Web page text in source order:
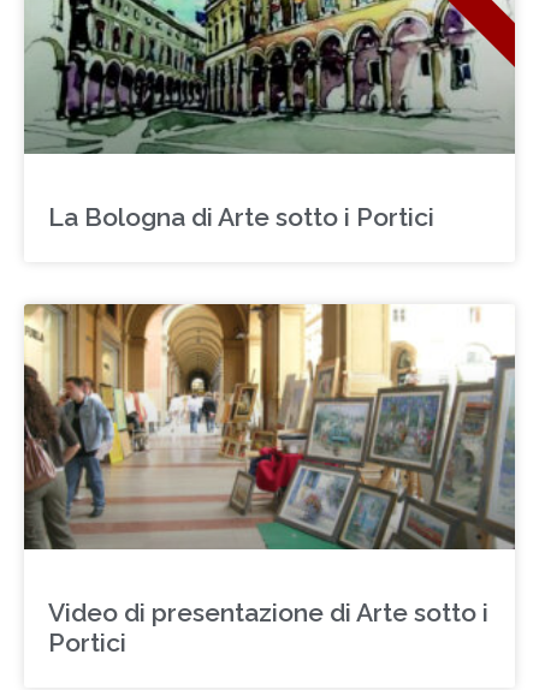
La Bologna di Arte sotto i Portici
Video di presentazione di Arte sotto i
Portici